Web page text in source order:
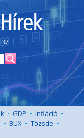
• GDP • Infláció •
• BUX • Tőzsde •